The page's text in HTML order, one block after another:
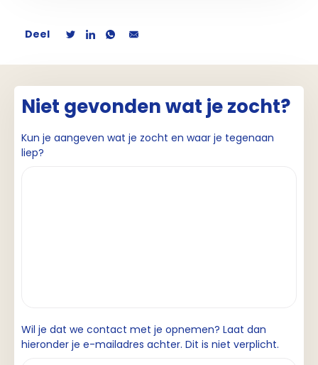
Deel
Niet gevonden wat je zocht?
Kun je aangeven wat je zocht en waar je tegenaan
liep?
Wil je dat we contact met je opnemen? Laat dan
hieronder je e-mailadres achter. Dit is niet verplicht.